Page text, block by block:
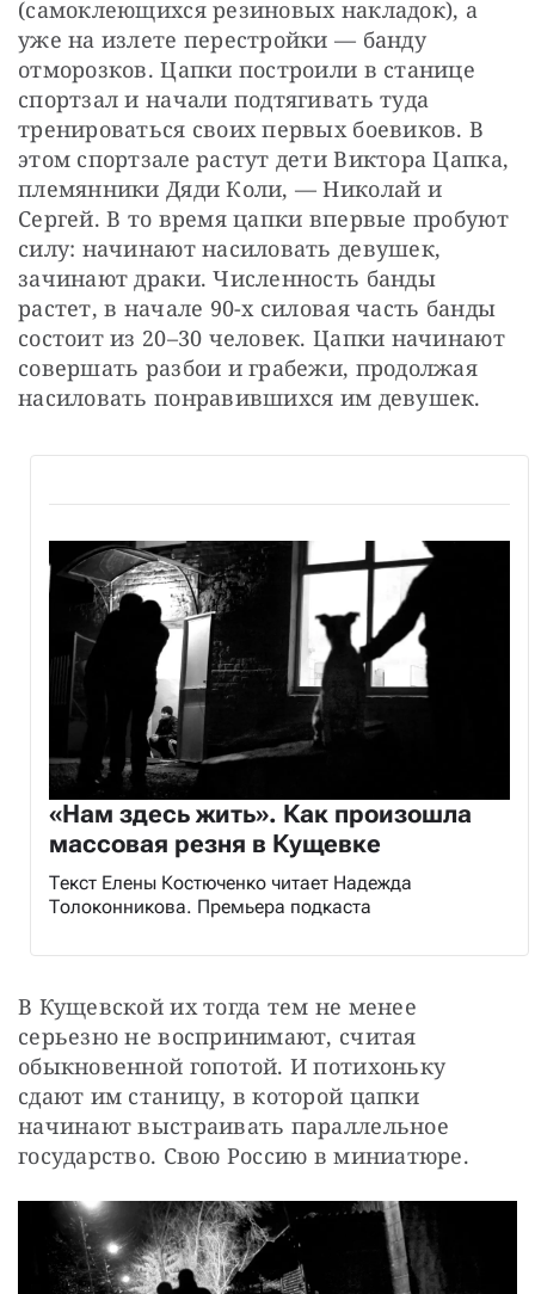
(самоклеющихся резиновых накладок), а
уже на излете перестройки — банду
отморозков. Цапки построили в станице
спортзал и начали подтягивать туда
тренироваться своих первых боевиков. В
этом спортзале растут дети Виктора Цапка,
племянники Дяди Коли, — Николай и
Сергей. В то время цапки впервые пробуют
силу: начинают насиловать девушек,
зачинают драки. Численность банды
растет, в начале 90-х силовая часть банды
состоит из 20–30 человек. Цапки начинают
совершать разбои и грабежи, продолжая
насиловать понравившихся им девушек.
«Нам здесь жить». Как произошла
массовая резня в Кущевке
Текст Елены Костюченко читает Надежда
Толоконникова. Премьера подкаста
В Кущевской их тогда тем не менее
серьезно не воспринимают, считая
обыкновенной гопотой. И потихоньку
сдают им станицу, в которой цапки
начинают выстраивать параллельное
государство. Свою Россию в миниатюре.